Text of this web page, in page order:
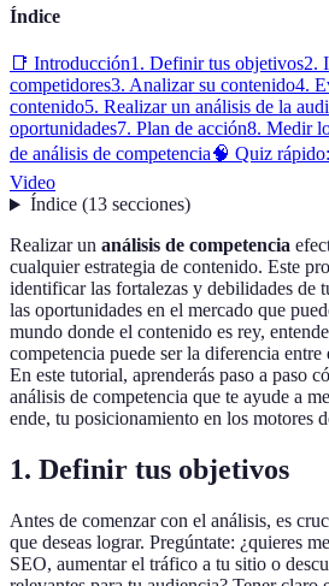
Índice
📑 Introducción1. Definir tus objetivos2.
competidores3. Analizar su contenido4.
contenido5. Realizar un análisis de la
oportunidades7. Plan de acción8. Medir
de análisis de competencia🧠 Quiz rápido:
Video
Índice(13 secciones)
Realizar un análisis de competencia
cualquier estrategia de contenido. Este
identificar las fortalezas y debilidades de
las oportunidades en el mercado que
mundo donde el contenido es rey,
competencia puede ser la diferencia
En este tutorial, aprenderás paso a paso
análisis de competencia que te ayude a
ende, tu posicionamiento en los motores
1. Definir tus objetivos
Antes de comenzar con el análisis, es
que deseas lograr. Pregúntate: ¿quieres
SEO, aumentar el tráfico a tu sitio o